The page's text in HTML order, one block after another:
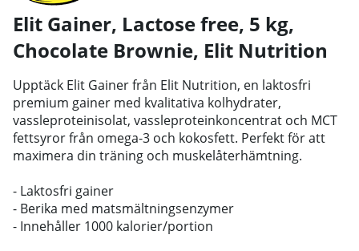
Elit Gainer, Lactose free, 5 kg,
Chocolate Brownie, Elit Nutrition
Upptäck Elit Gainer från Elit Nutrition, en laktosfri
premium gainer med kvalitativa kolhydrater,
vassleproteinisolat, vassleproteinkoncentrat och MCT
fettsyror från omega-3 och kokosfett. Perfekt för att
maximera din träning och muskelåterhämtning.
- Laktosfri gainer
- Berika med matsmältningsenzymer
- Innehåller 1000 kalorier/portion